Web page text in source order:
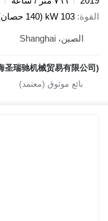
القوة 103 kW (140 حصان)
الصين، Shanghai